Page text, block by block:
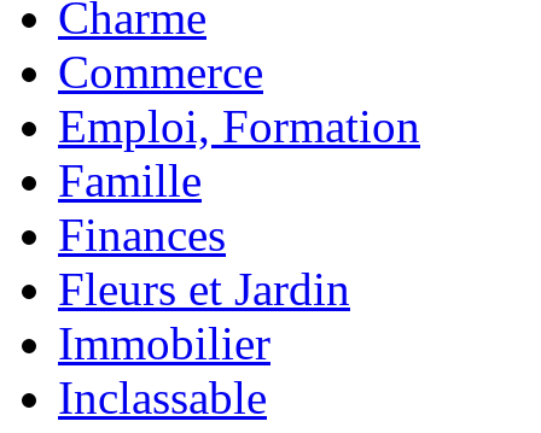
Charme
Commerce
Emploi, Formation
Famille
Finances
Fleurs et Jardin
Immobilier
Inclassable